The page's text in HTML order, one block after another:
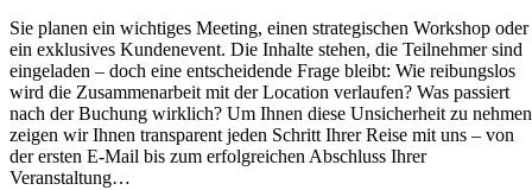
Sie planen ein wichtiges Meeting, einen strategischen Workshop oder
ein exklusives Kundenevent. Die Inhalte stehen, die Teilnehmer sind
eingeladen – doch eine entscheidende Frage bleibt: Wie reibungslos
wird die Zusammenarbeit mit der Location verlaufen? Was passiert
nach der Buchung wirklich? Um Ihnen diese Unsicherheit zu
zeigen wir Ihnen transparent jeden Schritt Ihrer Reise mit uns – von
der ersten E-Mail bis zum erfolgreichen Abschluss Ihrer
Veranstaltung…